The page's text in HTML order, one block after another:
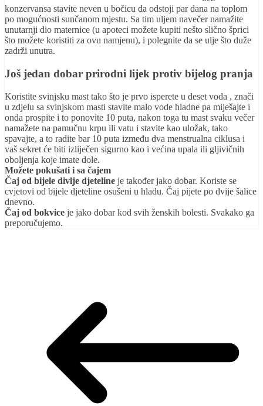
konzervansa stavite neven u bočicu da odstoji par dana na toplom
po mogućnosti sunčanom mjestu. Sa tim uljem navečer namažite
unutarnji dio maternice (u apoteci možete kupiti nešto slično šprici
što možete koristiti za ovu namjenu), i polegnite da se ulje što duže
zadrži unutra.
Još jedan dobar prirodni lijek protiv bijelog pranja
Koristite svinjsku mast tako što je prvo isperete u deset voda , znači
u zdjelu sa svinjskom masti stavite malo vode hladne pa miješajte i
onda prospite i to ponovite 10 puta, nakon toga tu mast svaku večer
namažete na pamučnu krpu ili vatu i stavite kao uložak, tako
spavajte, a to radite bar 10 puta između dva menstrualna ciklusa i
vaš sekret će biti izliječen sigurno kao i većina upala ili gljivičnih
oboljenja koje imate dole.
Možete pokušati i sa čajem
Čaj od bijele divlje djeteline je također jako dobar. Koriste se
cvjetovi od bijele djeteline osušeni u hladu. Čaj pijete po dvije šalice
dnevno.
Čaj od bokvice je jako dobar kod svih ženskih bolesti. Svakako ga
preporučujemo.